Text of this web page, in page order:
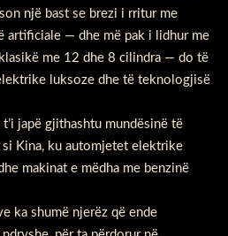
një bast se brezi i rritur me
artificiale — dhe më pak i lidhur me
me 12 dhe 8 cilindra — do të
luksoze dhe të teknologjisë
japë gjithashtu mundësinë të
Kina, ku automjetet elektrike
makinat e mëdha me benzinë
ka shumë njerëz që ende